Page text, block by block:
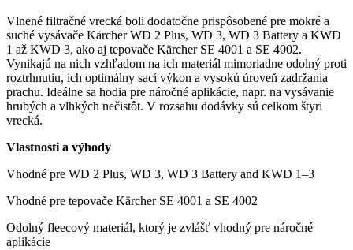
Vlnené filtračné vrecká boli dodatočne prispôsobené pre mokré a
suché vysávače Kärcher WD 2 Plus, WD 3, WD 3 Battery a KWD
1 až KWD 3, ako aj tepovače Kärcher SE 4001 a SE 4002.
Vynikajú na nich vzhľadom na ich materiál mimoriadne odolný proti
roztrhnutiu, ich optimálny sací výkon a vysokú úroveň zadržania
prachu. Ideálne sa hodia pre náročné aplikácie, napr. na vysávanie
hrubých a vlhkých nečistôt. V rozsahu dodávky sú celkom štyri
vrecká.
Vlastnosti a výhody
Vhodné pre WD 2 Plus, WD 3, WD 3 Battery and KWD 1–3
Vhodné pre tepovače Kärcher SE 4001 a SE 4002
Odolný fleecový materiál, ktorý je zvlášť vhodný pre náročné
aplikácie